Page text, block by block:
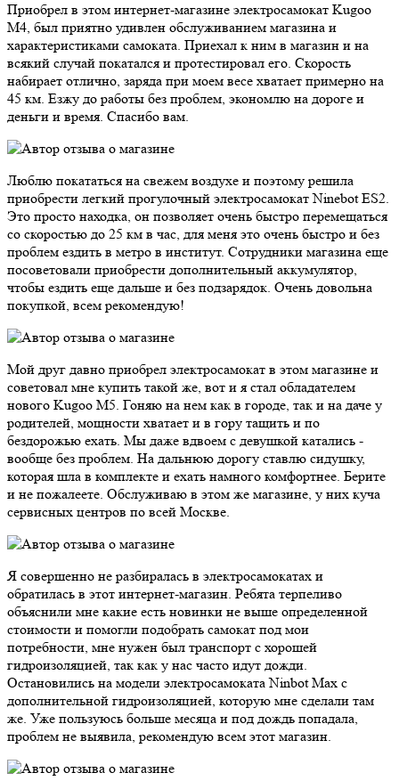
Приобрел в этом интернет-магазине электросамокат Kugoo
M4, был приятно удивлен обслуживанием магазина и
характеристиками самоката. Приехал к ним в магазин и на
всякий случай покатался и протестировал его. Скорость
набирает отлично, заряда при моем весе хватает примерно на
45 км. Езжу до работы без проблем, экономлю на дороге и
деньги и время. Спасибо вам.
Люблю покататься на свежем воздухе и поэтому решила
приобрести легкий прогулочный электросамокат Ninebot ES2.
Это просто находка, он позволяет очень быстро перемещаться
со скоростью до 25 км в час, для меня это очень быстро и без
проблем ездить в метро в институт. Сотрудники магазина еще
посоветовали приобрести дополнительный аккумулятор,
чтобы ездить еще дальше и без подзарядок. Очень довольна
покупкой, всем рекомендую!
Мой друг давно приобрел электросамокат в этом магазине и
советовал мне купить такой же, вот и я стал обладателем
нового Kugoo M5. Гоняю на нем как в городе, так и на даче у
родителей, мощности хватает и в гору тащить и по
бездорожью ехать. Мы даже вдвоем с девушкой катались -
вообще без проблем. На дальнюю дорогу ставлю сидушку,
которая шла в комплекте и ехать намного комфортнее. Берите
и не пожалеете. Обслуживаю в этом же магазине, у них куча
сервисных центров по всей Москве.
Я совершенно не разбиралась в электросамокатах и
обратилась в этот интернет-магазин. Ребята терпеливо
объяснили мне какие есть новинки не выше определенной
стоимости и помогли подобрать самокат под мои
потребности, мне нужен был транспорт с хорошей
гидроизоляцией, так как у нас часто идут дожди.
Остановились на модели электросамоката Ninbot Max с
дополнительной гидроизоляцией, которую мне сделали там
же. Уже пользуюсь больше месяца и под дождь попадала,
проблем не выявила, рекомендую всем этот магазин.